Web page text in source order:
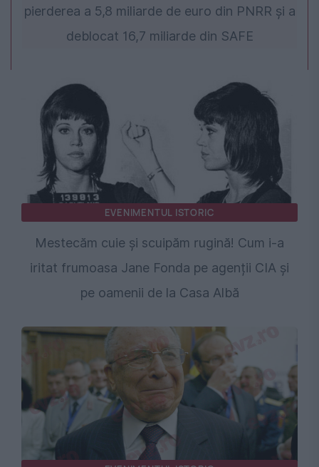
pierderea a 5,8 miliarde de euro din PNRR și a
deblocat 16,7 miliarde din SAFE
EVENIMENTUL ISTORIC
Mestecăm cuie și scuipăm rugină! Cum i-a
iritat frumoasa Jane Fonda pe agenții CIA și
pe oamenii de la Casa Albă